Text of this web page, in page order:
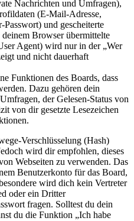
Nachrichten und Umfragen),
(E-Mail-Adresse,
und gescheiterte
Browser übermittelte
Agent) wird nur in der „Wer
und nicht dauerhaft
Funktionen des Boards, dass
Dazu gehören dein
der Gelesen-Status von
von dir gesetzte Lesezeichen
Verschlüsselung (Hash)
wird dir empfohlen, dieses
Webseiten zu verwenden. Das
Benutzerkonto für das Board,
wird dich kein Vertreter
oder ein Dritter
fragen. Solltest du dein
du die Funktion „Ich habe